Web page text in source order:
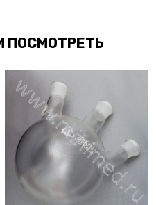
ПОСМОТРЕТЬ